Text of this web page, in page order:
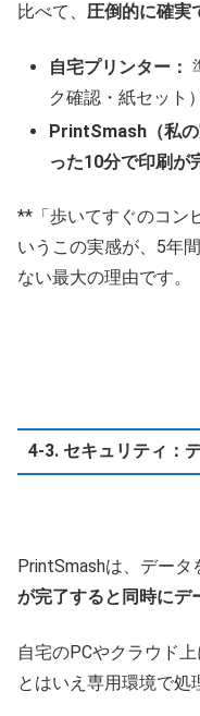
比べて、 圧倒的に確実
自宅プリンター：
ク確認・紙セット
PrintSmash（私の
った10分で印刷が
**「歩いてすぐのコン
いうこの実感が、5年
ない最大の理由です。
4-3. セキュリティ：
PrintSmashは、データ
が完了すると同時にデ
自宅のPCやクラウド
とはいえ専用環境で処